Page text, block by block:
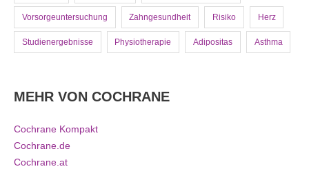
Vorsorgeuntersuchung Zahngesundheit Risiko Herz
Studienergebnisse Physiotherapie Adipositas Asthma
MEHR VON COCHRANE
Cochrane Kompakt
Cochrane.de
Cochrane.at